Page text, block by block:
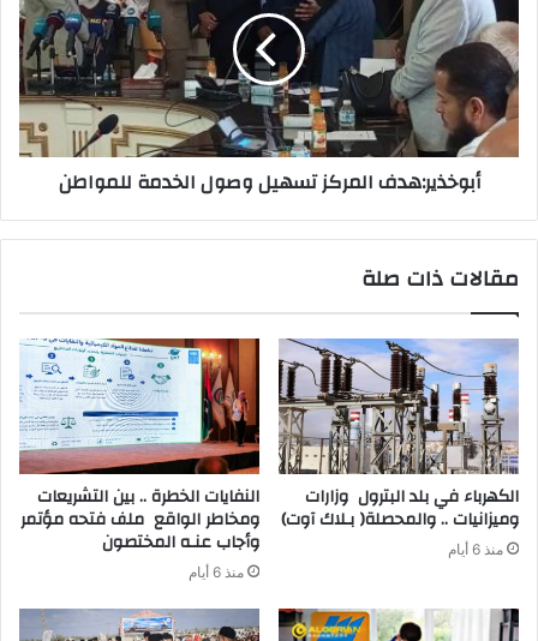
أبوخذير:هدف المركز تسهيل وصول الخدمة للمواطن
مقالات ذات صلة
‬وميزانيات‭ .. ‬والمحصلة‭ )‬بـلاك‭ ‬آوت)
منذ 6 أيام ‬وأجاب‭ ‬عنـه‭ ‬المختصون
منذ 6 أيام